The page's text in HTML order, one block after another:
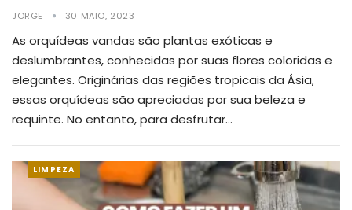
JORGE 30 MAIO, 2023
As orquídeas vandas são plantas exóticas e
deslumbrantes, conhecidas por suas flores coloridas e
elegantes. Originárias das regiões tropicais da Ásia,
essas orquídeas são apreciadas por sua beleza e
requinte. No entanto, para desfrutar…
LIMPEZA